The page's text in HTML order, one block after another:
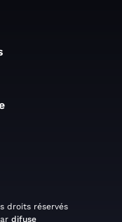
droits réservés
difuse